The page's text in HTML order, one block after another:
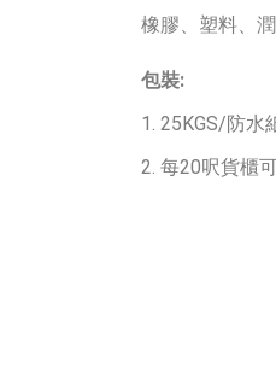
橡膠、塑料、
包裝:
1. 25KGS/防水
2. 每20呎貨櫃